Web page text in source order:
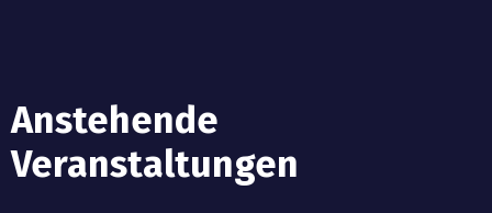
Anstehende
Veranstaltungen